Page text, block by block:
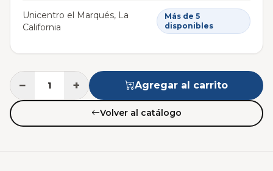
Unicentro el Marqués, La
California
Más de 5
disponibles
− + Agregar al carrito
Volver al catálogo